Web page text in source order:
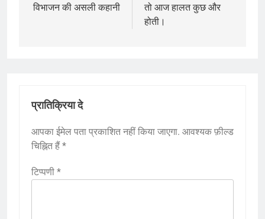
विभाजन की असली कहानी
तो आज हालत कुछ और
होती।
प्रातिक्रिया दे
आपका ईमेल पता प्रकाशित नहीं किया जाएगा. आवश्यक फ़ील्ड
चिह्नित हैं*
टिप्पणी *